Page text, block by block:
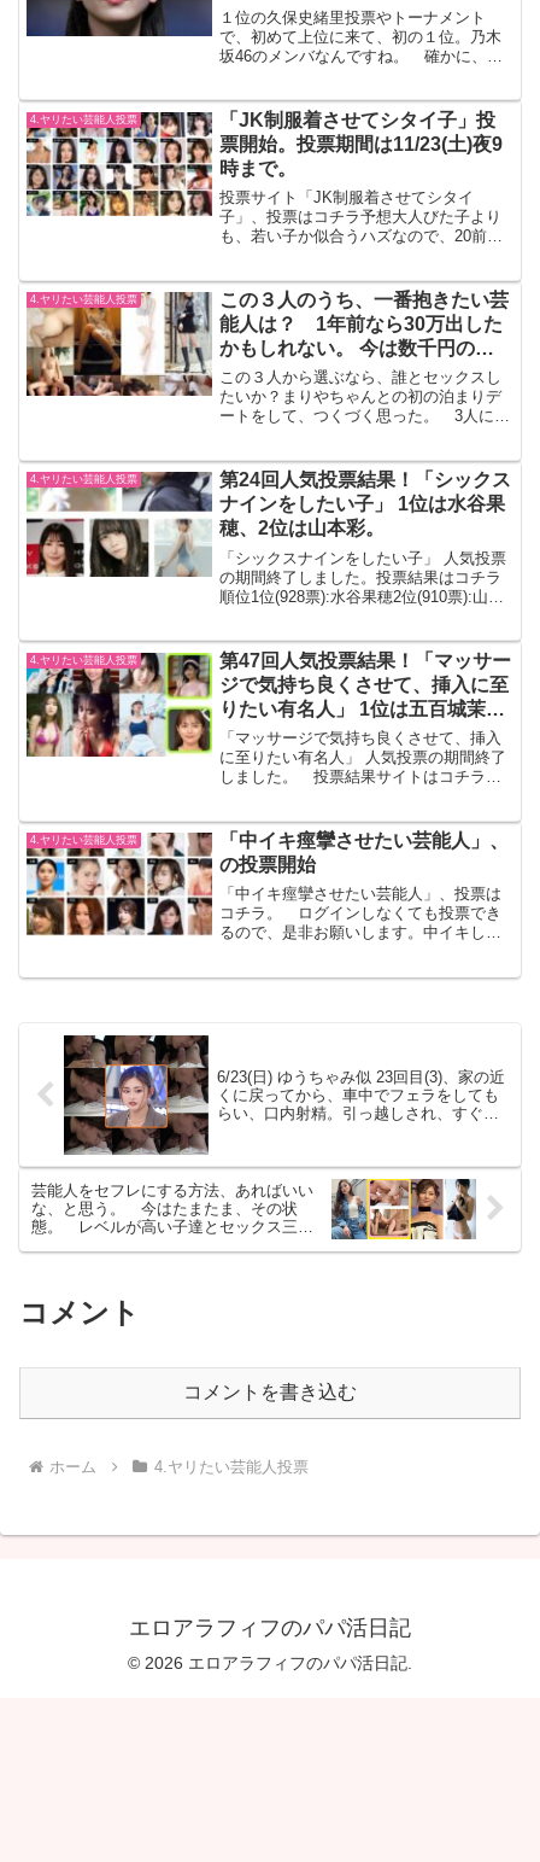
菜。(トーナメント第16回結果)
１位の久保史緒里投票やトーナメント
で、初めて上位に来て、初の１位。乃木
坂46のメンバなんですね。 確かに、カ
イン
4.ヤリたい芸能人投票
「JK制服着させてシタイ子」投
票開始。投票期間は11/23(土)夜9
時まで。
投票サイト「JK制服着させてシタイ
子」、投票はコチラ予想大人びた子より
も、若い子か似合うハズなので、20前後
が制服を着てもらってエッチした子はね
るちゃんだけです。 長濱...
4.ヤリたい芸能人投票
この３人のうち、一番抱きたい芸
能人は？ 1年前なら30万出した
かもしれない。 今は数千円のプ
レゼントで抱けている。
この３人から選ぶなら、誰とセックスし
たいか？まりやちゃんとの初の泊まりデ
ートをして、つくづく思った。 3人にソ
したかも。 人生の記念に1回したいレベ
ルなので。 最...
4.ヤリたい芸能人投票
第24回人気投票結果！「シックス
ナインをしたい子」 1位は水谷果
穂、2位は山本彩。
「シックスナインをしたい子」 人気投票
の期間終了しました。投票結果はコチラ
順位1位(928票):水谷果穂2位(910票):山本
麗世7位(...
4.ヤリたい芸能人投票
第47回人気投票結果！「マッサー
ジで気持ち良くさせて、挿入に至
りたい有名人」 1位は五百城茉
央、2位は遠藤さくら、3位は沢口
愛華
「マッサージで気持ち良くさせて、挿入
に至りたい有名人」 人気投票の期間終了
しました。 投票結果サイトはコチラ順
愛華4位(1358pt)...
4.ヤリたい芸能人投票
「中イキ痙攣させたい芸能人」、
の投票開始
「中イキ痙攣させたい芸能人」、投票は
コチラ。 ログインしなくても投票でき
るので、是非お願いします。中イキした
6/23(日) ゆうちゃみ似 23回目(3)、家の近
くに戻ってから、車中でフェラをしても
らい、口内射精。引っ越しされ、すぐ会
芸能人をセフレにする方法、あればいい
な、と思う。 今はたまたま、その状
態。 レベルが高い子達とセックス三昧
コメント
コメントを書き込む
ホーム 4.ヤリたい芸能人投票
エロアラフィフのパパ活日記
© 2026 エロアラフィフのパパ活日記.